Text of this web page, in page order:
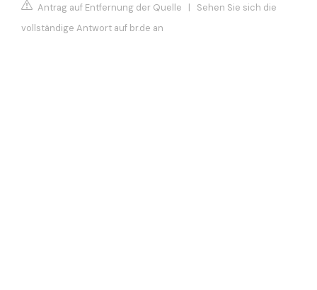
Antrag auf Entfernung der Quelle | Sehen Sie sich die
vollständige Antwort auf br.de an